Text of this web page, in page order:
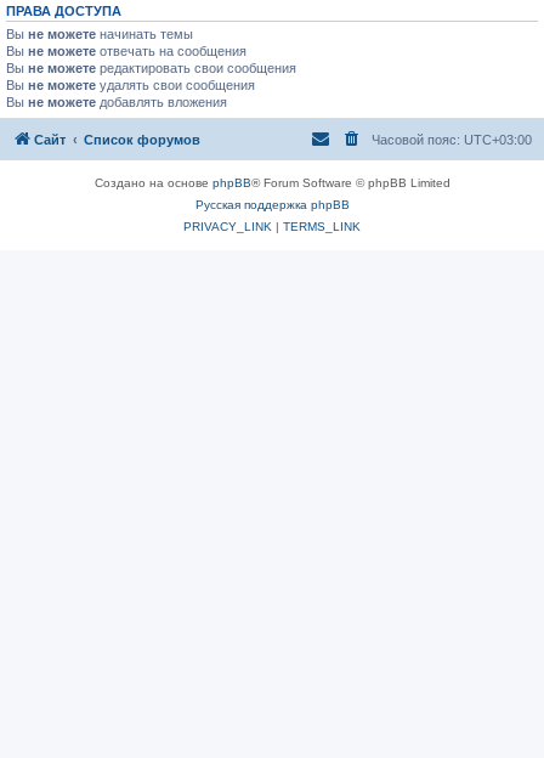
ПРАВА ДОСТУПА
Вы не можете начинать темы
Вы не можете отвечать на сообщения
Вы не можете редактировать свои сообщения
Вы не можете удалять свои сообщения
Вы не можете добавлять вложения
Сайт Список форумов Часовой пояс: UTC+03:00
Создано на основе phpBB® Forum Software © phpBB Limited
Русская поддержка phpBB
PRIVACY_LINK | TERMS_LINK